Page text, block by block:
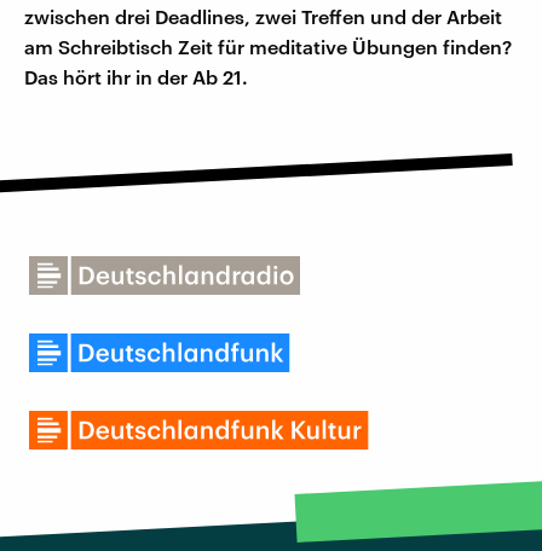
zwischen drei Deadlines, zwei Treffen und der Arbeit
am Schreibtisch Zeit für meditative Übungen finden?
Das hört ihr in der Ab 21.